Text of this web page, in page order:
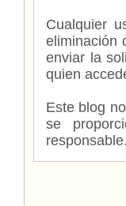
Cualquier
eliminación
enviar la
quien
Este blog
se